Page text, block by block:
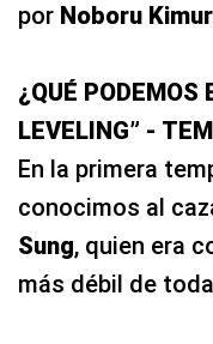
por Noboru
¿QUÉ PODEMOS
LEVELING” -
En la primera
conocimos al
Sung, quien era
más débil de